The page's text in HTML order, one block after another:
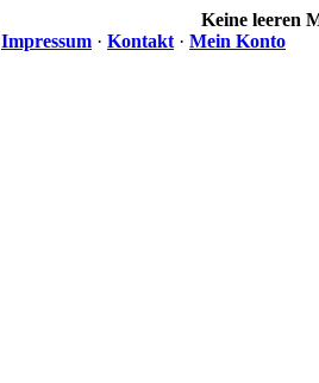
Keine leeren
Impressum · Kontakt · Mein Konto